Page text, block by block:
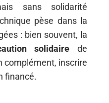
sans solidarité
pèse dans la
: bien souvent, la
solidaire de
complément, inscrire
financé.